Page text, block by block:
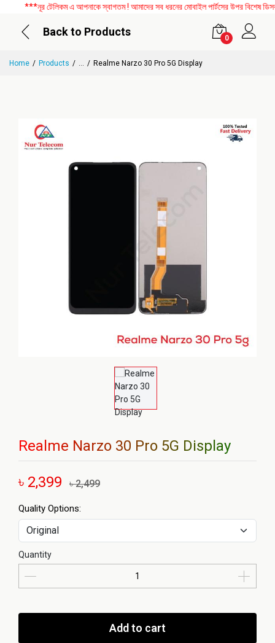
***নূর টেলিকম এ আপনাকে স্বাগতম ! আমাদের সব ধরনের মোবাইল পার্টসের উপর বিশেষ
Back to Products
0
Home Products ... Realme Narzo 30 Pro 5G Display
Realme Narzo 30 Pro 5G Display
৳ 2,399 ৳ 2,499
Quality Options:
Quantity
Add to cart